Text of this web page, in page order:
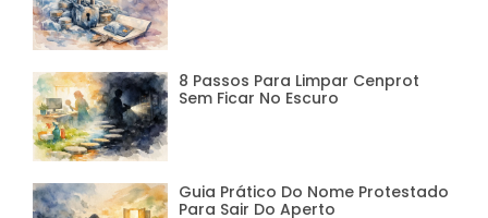
8 Passos Para Limpar Cenprot
Sem Ficar No Escuro
Guia Prático Do Nome Protestado
Para Sair Do Aperto